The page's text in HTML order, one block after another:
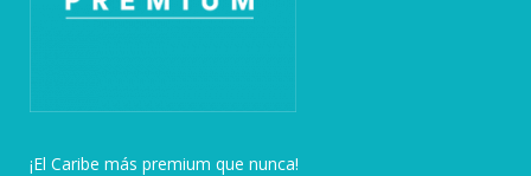
¡El Caribe más premium que nunca!